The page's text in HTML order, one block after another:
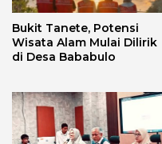
Bukit Tanete, Potensi
Wisata Alam Mulai Dilirik
di Desa Bababulo